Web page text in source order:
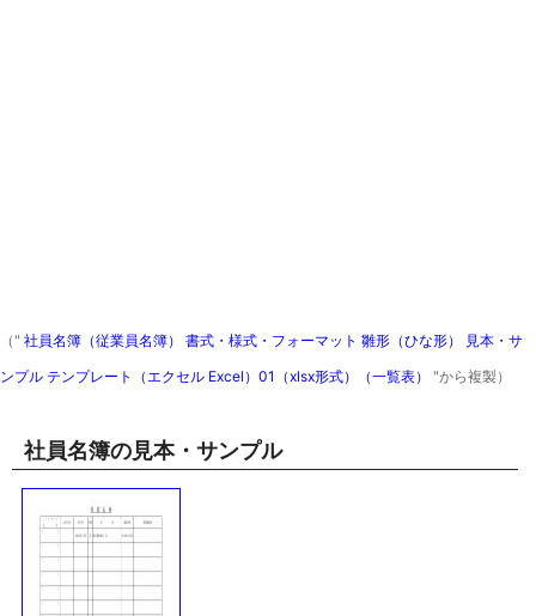
（" 社員名簿（従業員名簿） 書式・様式・フォーマット 雛形（ひな形） 見本・サ
ンプル テンプレート（エクセル Excel）01（xlsx形式）（一覧表） "から複製）
社員名簿の見本・サンプル